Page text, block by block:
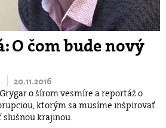
O čom bude nový
20.11.2016
o šírom vesmíre a reportáž o
ktorým sa musíme inšpirovať
slušnou krajinou.